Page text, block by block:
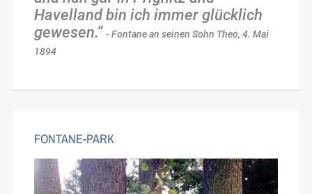
Havelland bin ich immer glücklich
gewesen.“- Fontane an seinen Sohn Theo, 4. Mai
1894
FONTANE-PARK